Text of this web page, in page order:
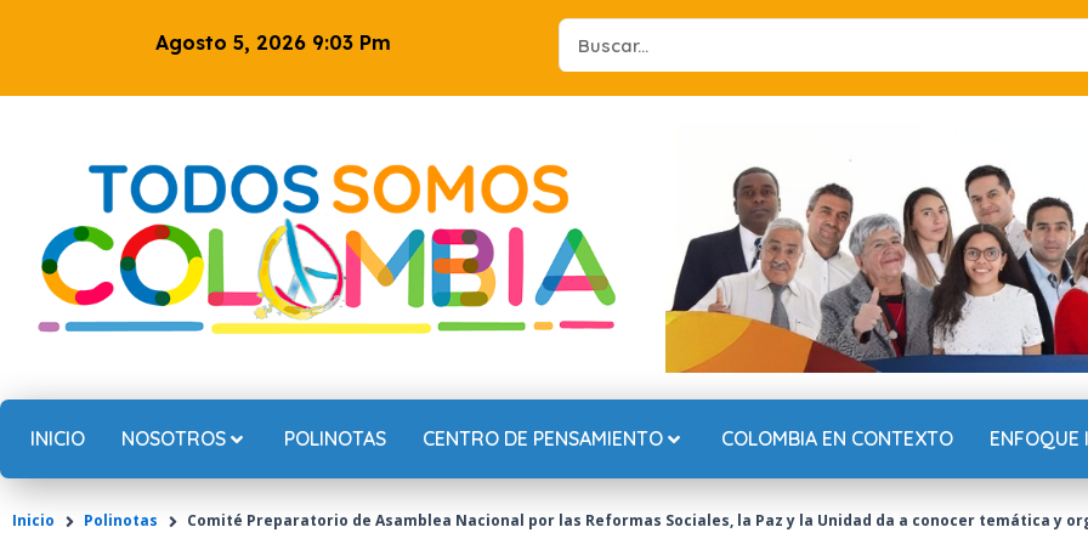
Agosto 5, 2026 9:03 Pm
Search
...
INICIO NOSOTROS POLINOTAS CENTRO DE PENSAMIENTO COLOMBIA EN CONTEXTO ENFOQUE
Inicio Polinotas Comité Preparatorio de Asamblea Nacional por las Reformas Sociales, la Paz y la Unidad da a conocer temática y